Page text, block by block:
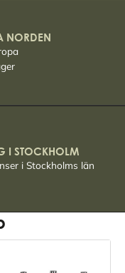
NORDEN
I STOCKHOLM
i Stockholms län